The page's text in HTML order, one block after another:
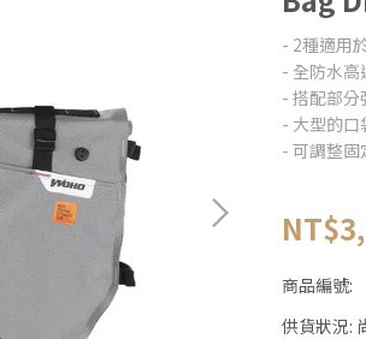
- 2種適用
- 全防水高
- 搭配部分
- 大型的口
- 可調整固
商品編號:
供貨狀況: